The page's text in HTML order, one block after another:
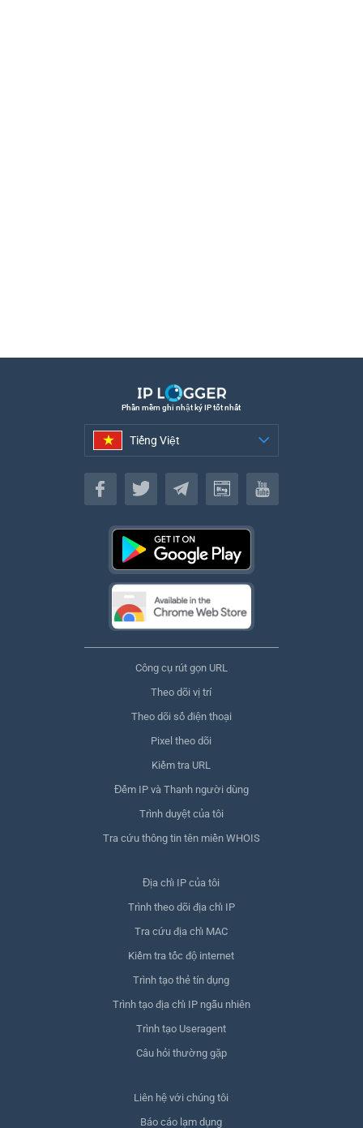
Phần mềm ghi nhật ký IP tốt nhất
Tiếng Việt
Tiếng Việt
Công cụ rút gọn URL
Theo dõi vị trí
Theo dõi số điện thoại
Pixel theo dõi
Kiểm tra URL
Đếm IP và Thanh người dùng
Trình duyệt của tôi
Tra cứu thông tin tên miền WHOIS
Địa chỉ IP của tôi
Trình theo dõi địa chỉ IP
Tra cứu địa chỉ MAC
Kiểm tra tốc độ internet
Trình tạo thẻ tín dụng
Trình tạo địa chỉ IP ngẫu nhiên
Trình tạo Useragent
Câu hỏi thường gặp
Liên hệ với chúng tôi
Báo cáo lạm dụng